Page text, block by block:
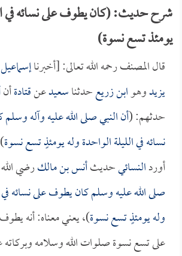
شرح حديث: (كان يطوف على نسائه في
يومئذ تسع نسوة)
قال المصنف رحمه الله تعالى: [أخبرنا
يزيدوهوابن زريعحدثناسعيدعنقتادةأن
حدثهم: (أن النبي صلى الله عليه وآله
نسائه في الليلة الواحدة وله يومئذٍ تسع نسوة
أوردالنسائيحديثأنس بن مالكرضي
صلى الله عليه وسلم كان يطوف على نسائه في
وله يومئذٍ تسع نسوة)، يعني معناه: أنه
على تسع نسوة صلوات الله وسلامه وبركاته